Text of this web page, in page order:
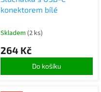
konektorem bílé
Skladem (2 ks)
264 Kč
Do košíku